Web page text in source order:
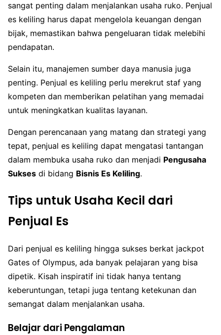
sangat penting dalam menjalankan usaha ruko. Penjual
es keliling harus dapat mengelola keuangan dengan
bijak, memastikan bahwa pengeluaran tidak melebihi
pendapatan.
Selain itu, manajemen sumber daya manusia juga
penting. Penjual es keliling perlu merekrut staf yang
kompeten dan memberikan pelatihan yang memadai
untuk meningkatkan kualitas layanan.
Dengan perencanaan yang matang dan strategi yang
tepat, penjual es keliling dapat mengatasi tantangan
dalam membuka usaha ruko dan menjadi Pengusaha
Sukses di bidang Bisnis Es Keliling.
Tips untuk Usaha Kecil dari
Penjual Es
Dari penjual es keliling hingga sukses berkat jackpot
Gates of Olympus, ada banyak pelajaran yang bisa
dipetik. Kisah inspiratif ini tidak hanya tentang
keberuntungan, tetapi juga tentang ketekunan dan
semangat dalam menjalankan usaha.
Belajar dari Pengalaman